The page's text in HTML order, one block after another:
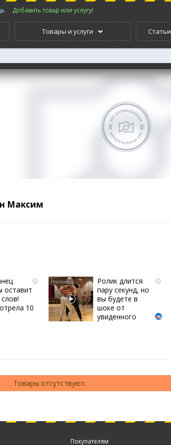
Добавить товар или услугу!
Товары и услуги Статьи
Максим
i
оставит
10
i
Ролик длится
пару секунд, но
вы будете в
шоке от
увиденного
Товары отсутствуют.
Покупателям